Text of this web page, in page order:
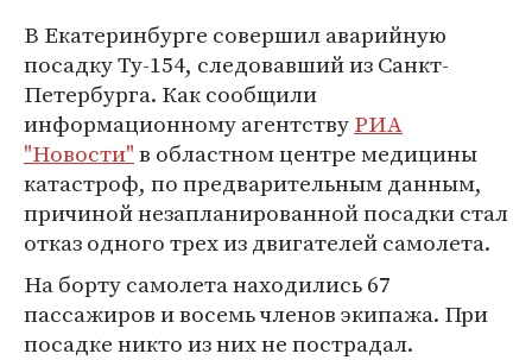
В Екатеринбурге совершил аварийную
посадку Ту-154, следовавший из Санкт-
Петербурга. Как сообщили
информационному агентствуРИА
"Новости"в областном центре медицины
катастроф, по предварительным данным,
причиной незапланированной посадки стал
отказ одного трех из двигателей самолета.
На борту самолета находились 67
пассажиров и восемь членов экипажа. При
посадке никто из них не пострадал.